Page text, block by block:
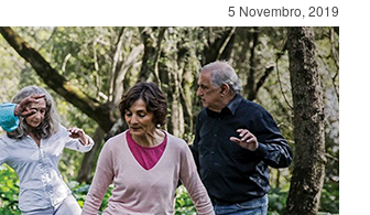
5 Novembro, 2019